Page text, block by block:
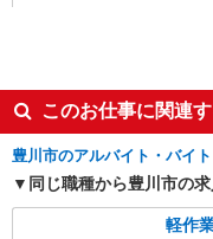
間の場合） ・昇給：年1回
間：2
〒
キープ
正社員
天狗缶詰株式会社 三河工場
食品
月給
このお仕事に関連
豊川市のアルバイト・バイ
同じ職種から豊川市の
軽作